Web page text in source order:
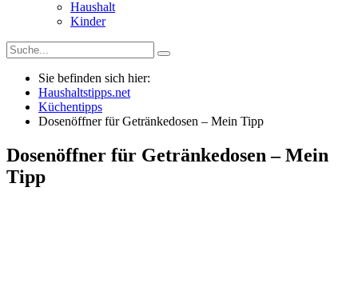
Haushalt
Kinder
Sie befinden sich hier:
Haushaltstipps.net
Küchentipps
Dosenöffner für Getränkedosen – Mein Tipp
Dosenöffner für Getränkedosen – Mein
Tipp